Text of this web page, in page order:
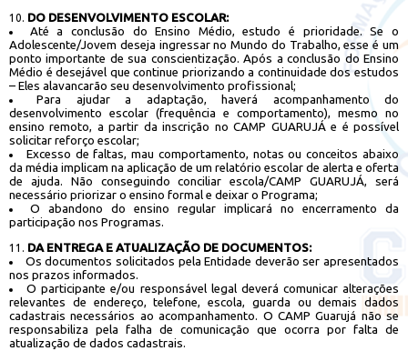
DO DESENVOLVIMENTO ESCOLAR:
Até a conclusão do Ensino Médio, estudo é prioridade. Se o
Adolescente/Jovem deseja ingressar no Mundo do Trabalho, esse é um
ponto importante de sua conscientização. Após a conclusão do Ensino
Médio é desejável que continue priorizando a continuidade dos estudos
– Eles alavancarão seu desenvolvimento profissional;
Para ajudar a adaptação, haverá acompanhamento do
desenvolvimento escolar (frequência e comportamento), mesmo no
ensino remoto, a partir da inscrição no CAMP GUARUJÁ e é possível
solicitar reforço escolar;
Excesso de faltas, mau comportamento, notas ou conceitos abaixo
da média implicam na aplicação de um relatório escolar de alerta e oferta
de ajuda. Não conseguindo conciliar escola/CAMP GUARUJÁ, será
necessário priorizar o ensino formal e deixar o Programa;
O abandono do ensino regular implicará no encerramento da
participação nos Programas.
DA ENTREGA E ATUALIZAÇÃO DE DOCUMENTOS:
Os documentos solicitados pela Entidade deverão ser apresentados
nos prazos informados.
O participante e/ou responsável legal deverá comunicar alterações
relevantes de endereço, telefone, escola, guarda ou demais dados
cadastrais necessários ao acompanhamento. O CAMP Guarujá não se
responsabiliza pela falha de comunicação que ocorra por falta de
atualização de dados cadastrais.